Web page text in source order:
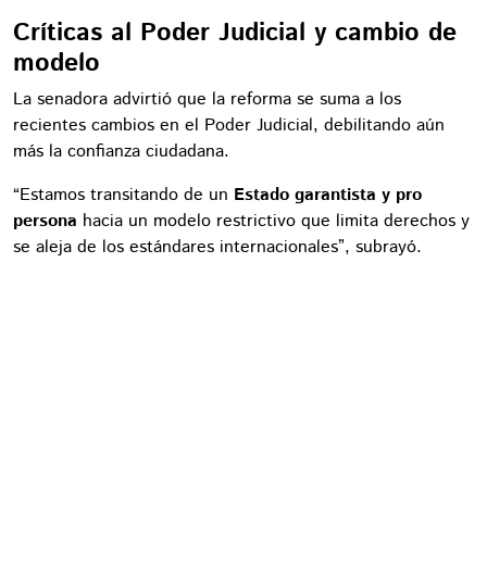
Críticas al Poder Judicial y cambio de
modelo
La senadora advirtió que la reforma se suma a los
recientes cambios en el Poder Judicial, debilitando aún
más la confianza ciudadana.
“Estamos transitando de un Estado garantista y pro
persona hacia un modelo restrictivo que limita derechos y
se aleja de los estándares internacionales”, subrayó.